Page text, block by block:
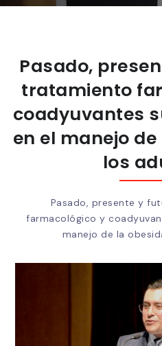
Pasado,
tratamiento
coadyuvantes
en el manejo
los
Pasado, presente y
farmacológico y
manejo de la